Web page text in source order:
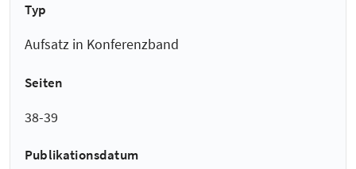
Typ
Aufsatz in Konferenzband
Seiten
38-39
Publikationsdatum